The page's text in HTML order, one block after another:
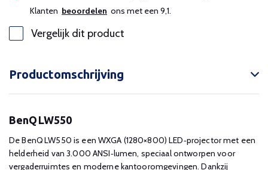
Klanten beoordelen ons met een 9,1.
Vergelijk dit product
Productomschrijving
BenQ LW550
De BenQ LW550 is een WXGA (1280×800) LED‑projector met een
helderheid van 3.000 ANSI‑lumen, speciaal ontworpen voor
vergaderruimtes en moderne kantooromgevingen. Dankzij